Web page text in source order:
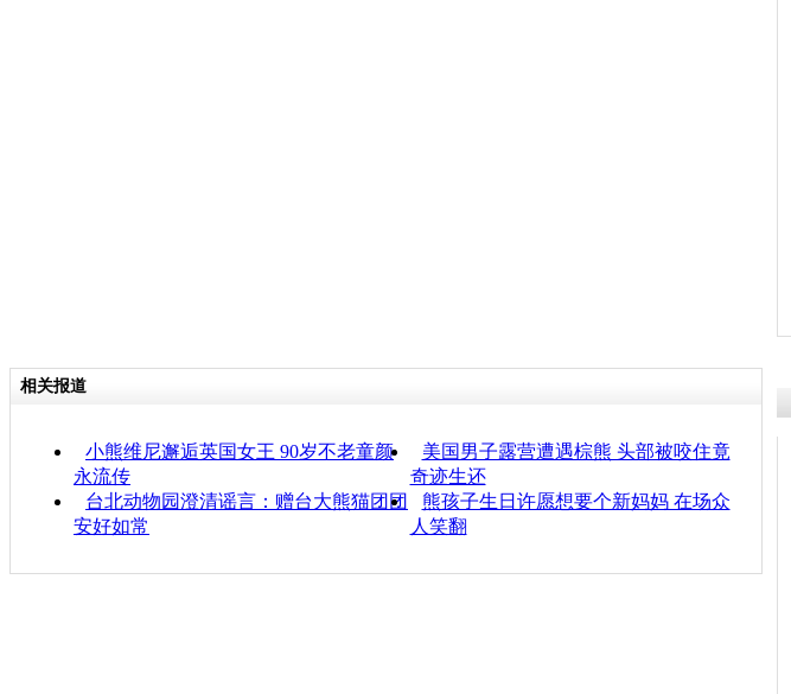
相关报道
小熊维尼邂逅英国女王 90岁不老童颜
永流传
美国男子露营遭遇棕熊 头部被咬住竟
奇迹生还
台北动物园澄清谣言：赠台大熊猫团团
安好如常
熊孩子生日许愿想要个新妈妈 在场众
人笑翻